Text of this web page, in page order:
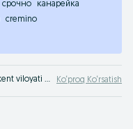
срочно
канарейка
cremino
Qushlar savdosi Toshkent viloyati olx.uz Toshkent viloyati e‘lonlar taxtasida. Polaponlarni olx.uz orqali xarid qiling! Ko‘proq Ko‘rsatish